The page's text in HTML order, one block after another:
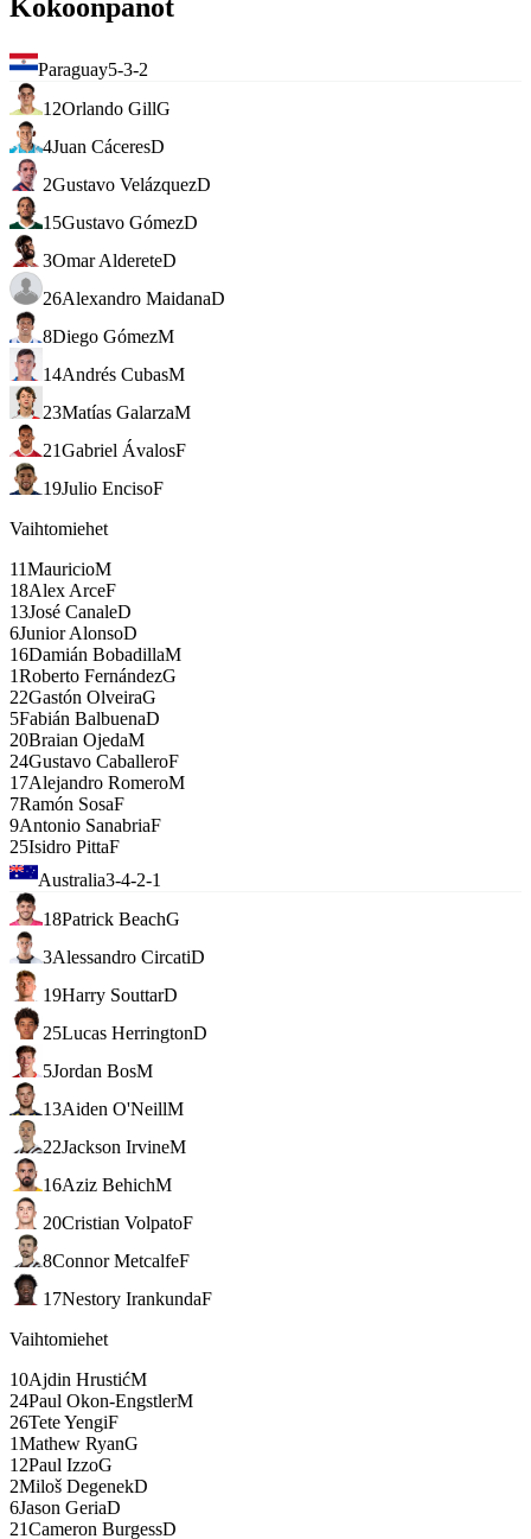
Kokoonpanot
Paraguay5-3-2
12Orlando GillG
4Juan CáceresD
2Gustavo VelázquezD
15Gustavo GómezD
3Omar AldereteD
26Alexandro MaidanaD
8Diego GómezM
14Andrés CubasM
23Matías GalarzaM
21Gabriel ÁvalosF
19Julio EncisoF
Vaihtomiehet
11MauricioM
18Alex ArceF
13José CanaleD
6Junior AlonsoD
16Damián BobadillaM
1Roberto FernándezG
22Gastón OlveiraG
5Fabián BalbuenaD
20Braian OjedaM
24Gustavo CaballeroF
17Alejandro RomeroM
7Ramón SosaF
9Antonio SanabriaF
25Isidro PittaF
Australia3-4-2-1
18Patrick BeachG
3Alessandro CircatiD
19Harry SouttarD
25Lucas HerringtonD
5Jordan BosM
13Aiden O'NeillM
22Jackson IrvineM
16Aziz BehichM
20Cristian VolpatoF
8Connor MetcalfeF
17Nestory IrankundaF
Vaihtomiehet
10Ajdin HrustićM
24Paul Okon-EngstlerM
26Tete YengiF
1Mathew RyanG
12Paul IzzoG
2Miloš DegenekD
6Jason GeriaD
21Cameron BurgessD